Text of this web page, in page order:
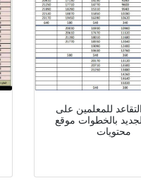
للمعلمين على
بالخطوات موقع
محتويات